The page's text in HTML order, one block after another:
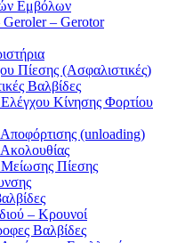
Εμβόλων
– Gerotor
Πίεσης (Ασφαλιστικές)
Βαλβίδες
Κίνησης Φορτίου
(unloading)
Πίεσης
– Κρουνοί
Βαλβίδες